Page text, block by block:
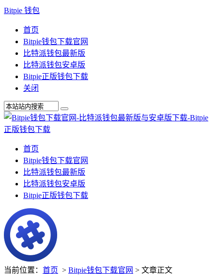
Bitpie 钱包
首页
Bitpie钱包下载官网
比特派钱包最新版
比特派钱包安卓版
Bitpie正版钱包下载
关闭
首页
Bitpie钱包下载官网
比特派钱包最新版
比特派钱包安卓版
Bitpie正版钱包下载
当前位置： 首页 > Bitpie钱包下载官网 > 文章正文